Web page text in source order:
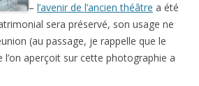
– l’avenir de l’ancien théâtre a été
sera préservé, son usage ne
(au passage, je rappelle que le
l’on aperçoit sur cette photographie a